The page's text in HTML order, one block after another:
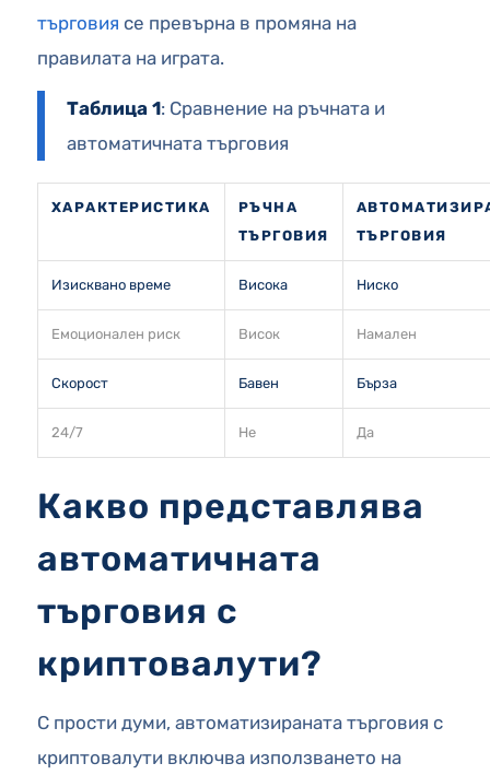
търговия се превърна в промяна на
правилата на играта.
Таблица 1: Сравнение на ръчната и
автоматичната търговия
ХАРАКТЕРИСТИКА
РЪЧНА
ТЪРГОВИЯ
ТЪРГОВИЯ
Изисквано време Висока Ниско
Емоционален риск Висок Намален
Скорост Бавен Бърза
24/7 Не Да
Какво представлява
автоматичната
търговия с
криптовалути?
С прости думи, автоматизираната търговия с
криптовалути включва използването на